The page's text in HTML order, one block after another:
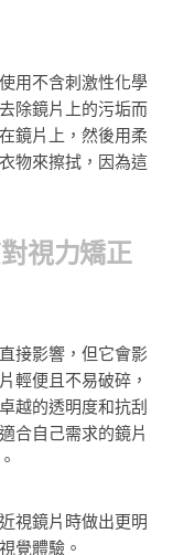
用不含刺激性化學
除鏡片上的污垢而
鏡片上，然後用柔
物來擦拭，因為這
視力矯正
接影響，但它會影
輕便且不易破碎，
越的透明度和抗刮
合自己需求的鏡片
視鏡片時做出更明
覺體驗。